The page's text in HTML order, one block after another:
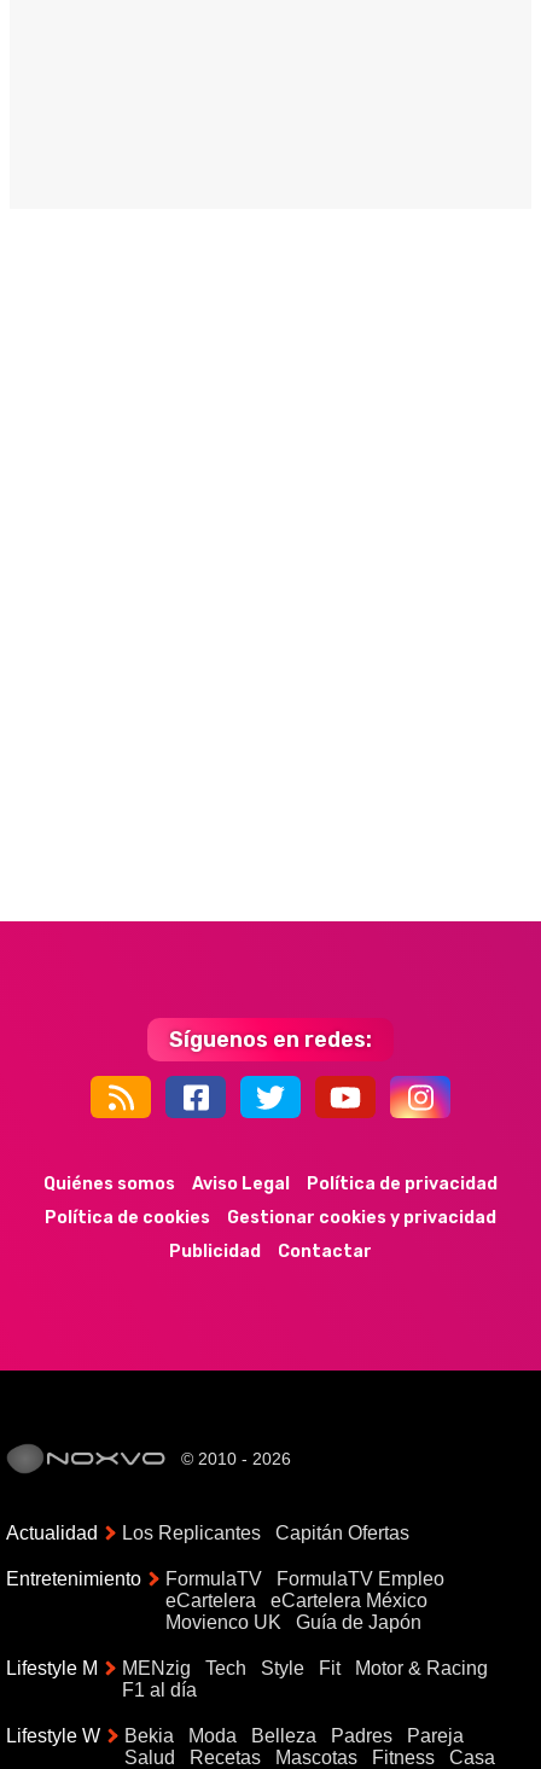
Síguenos en redes:
44k 9k 35k 352
Quiénes somos Aviso Legal
Política de privacidad
Política de cookies
Gestionar cookies y privacidad
Publicidad
Contactar
© 2010 - 2026
Actualidad Los Replicantes Capitán Ofertas
Entretenimiento FormulaTV
FormulaTV Empleo
eCartelera
eCartelera México
Movienco UK
Guía de Japón
Lifestyle M MENzig Tech Style Fit
Motor & Racing
F1 al día
Lifestyle W Bekia Moda Belleza Padres
Pareja
Salud
Recetas Mascotas Fitness
Casa